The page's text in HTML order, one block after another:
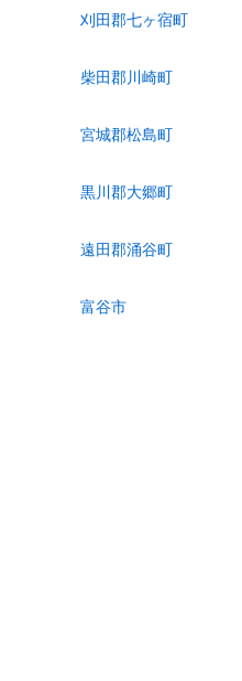
刈田郡七ヶ宿町
柴田郡川崎町
宮城郡松島町
黒川郡大郷町
遠田郡涌谷町
富谷市